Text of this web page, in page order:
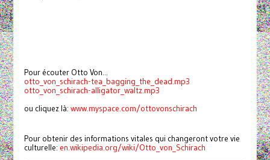
Pour écouter Otto Von...
otto_von_schirach-tea_bagging_the_dead.mp3
otto_von_schirach-alligator_waltz.mp3
ou cliquez là: www.myspace.com/ottovonschirach
Pour obtenir des informations vitales qui changeront votre vie
culturelle: en.wikipedia.org/wiki/Otto_von_Schirach